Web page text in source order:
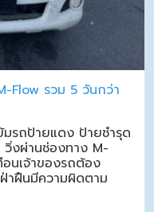
Flow รวม 5 วันกว่า
รถป้ายแดง ป้ายชำรุด
วิ่งผ่านช่องทาง M-
นเจ้าของรถต้อง
าฝืนมีความผิดตาม